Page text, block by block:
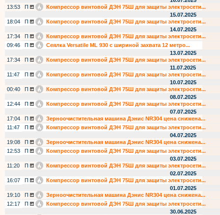
13:53
П
Компрессор винтовой ДЭН 75Ш для защиты электросети...
15.07.2025
18:04
П
Компрессор винтовой ДЭН 75Ш для защиты электросети...
14.07.2025
17:34
П
Компрессор винтовой ДЭН 75Ш для защиты электросети...
09:46
П
Сеялка Versatile ML 930 с шириной захвата 12 метро...
13.07.2025
17:34
П
Компрессор винтовой ДЭН 75Ш для защиты электросети...
11.07.2025
11:47
П
Компрессор винтовой ДЭН 75Ш для защиты электросети...
10.07.2025
00:40
П
Компрессор винтовой ДЭН 75Ш для защиты электросети...
08.07.2025
12:44
П
Компрессор винтовой ДЭН 75Ш для защиты электросети...
07.07.2025
17:04
П
Зерноочистительная машина Дэнис NR304 цена снижена...
11:47
П
Компрессор винтовой ДЭН 75Ш для защиты электросети...
04.07.2025
19:08
П
Зерноочистительная машина Дэнис NR304 цена снижена...
12:53
П
Компрессор винтовой ДЭН 75Ш для защиты электросети...
03.07.2025
11:20
П
Компрессор винтовой ДЭН 75Ш для защиты электросети...
02.07.2025
16:07
П
Компрессор винтовой ДЭН 75Ш для защиты электросети...
01.07.2025
19:10
П
Зерноочистительная машина Дэнис NR304 цена снижена...
12:17
П
Компрессор винтовой ДЭН 75Ш для защиты электросети...
30.06.2025